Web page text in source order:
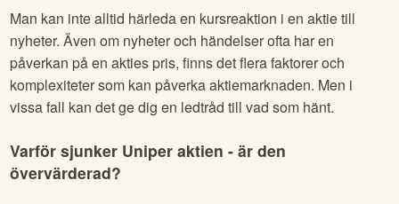
Man kan inte alltid härleda en kursreaktion i en aktie till
nyheter. Även om nyheter och händelser ofta har en
påverkan på en akties pris, finns det flera faktorer och
komplexiteter som kan påverka aktiemarknaden. Men i
vissa fall kan det ge dig en ledtråd till vad som hänt.
Varför sjunker Uniper aktien - är den
övervärderad?